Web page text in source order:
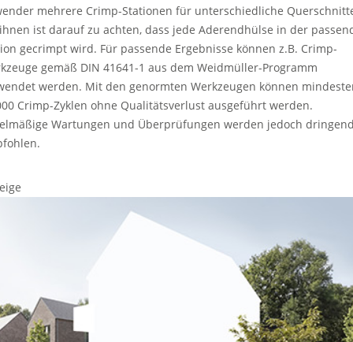
mehrere Crimp-Stationen für unterschiedliche
ist darauf zu achten, dass jede Aderendhülse in der
gecrimpt wird. Für passende Ergebnisse können z.B. Crimp-
gemäß DIN 41641-1 aus dem Weidmüller-Programm
werden. Mit den genormten Werkzeugen können
Crimp-Zyklen ohne Qualitätsverlust ausgeführt werden.
Wartungen und Überprüfungen werden jedoch